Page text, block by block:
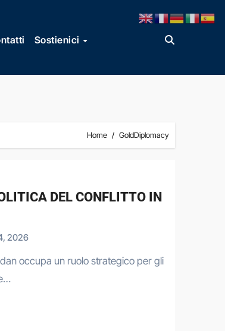
Sostienici
Home GoldDiplomacy
DEL CONFLITTO IN
2026
occupa un ruolo strategico per gli